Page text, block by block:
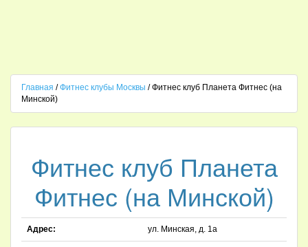
Главная /Фитнес клубы Москвы /Фитнес клуб Планета Фитнес (на
Минской)
Фитнес клуб Планета
Фитнес (на Минской)
Адрес: ул. Минская, д. 1а